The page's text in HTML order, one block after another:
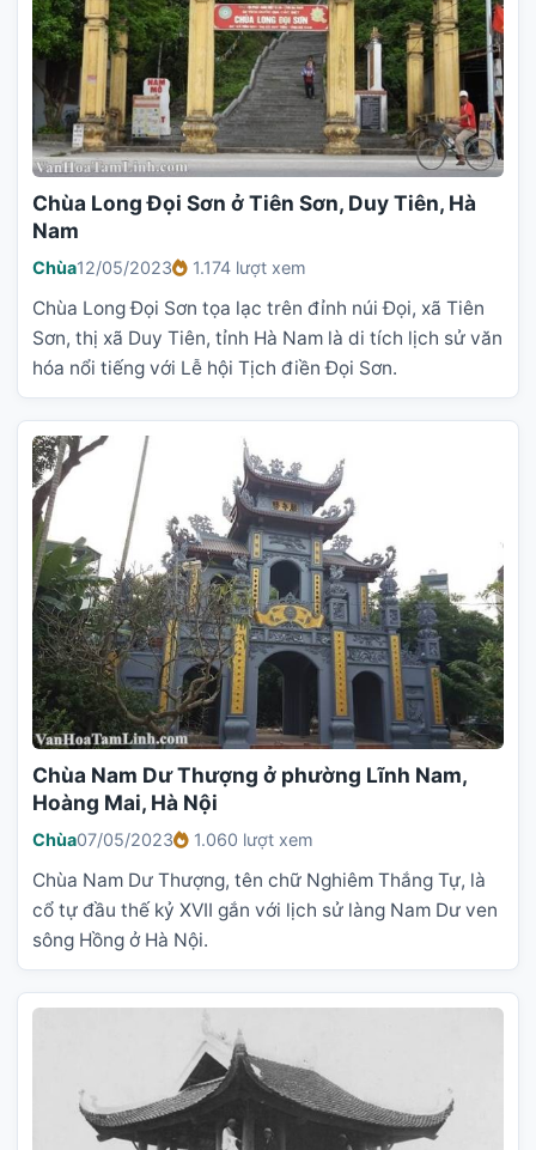
Chùa Long Đọi Sơn ở Tiên Sơn, Duy Tiên, Hà
Nam
Chùa12/05/2023 1.174 lượt xem
Chùa Long Đọi Sơn tọa lạc trên đỉnh núi Đọi, xã Tiên
Sơn, thị xã Duy Tiên, tỉnh Hà Nam là di tích lịch sử văn
hóa nổi tiếng với Lễ hội Tịch điền Đọi Sơn.
Chùa Nam Dư Thượng ở phường Lĩnh Nam,
Hoàng Mai, Hà Nội
Chùa07/05/2023 1.060 lượt xem
Chùa Nam Dư Thượng, tên chữ Nghiêm Thắng Tự, là
cổ tự đầu thế kỷ XVII gắn với lịch sử làng Nam Dư ven
sông Hồng ở Hà Nội.